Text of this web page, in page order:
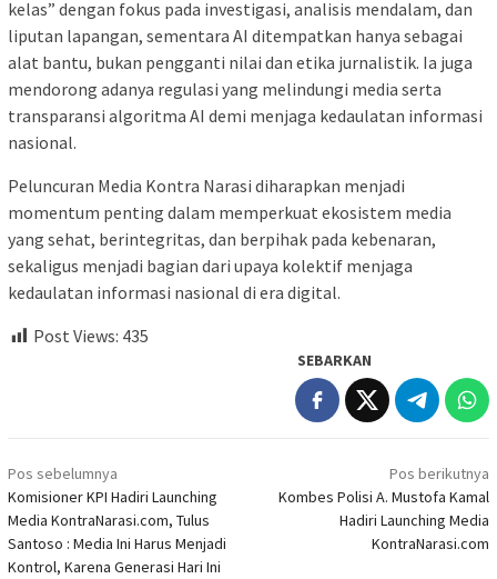
kelas” dengan fokus pada investigasi, analisis mendalam, dan
liputan lapangan, sementara AI ditempatkan hanya sebagai
alat bantu, bukan pengganti nilai dan etika jurnalistik. Ia juga
mendorong adanya regulasi yang melindungi media serta
transparansi algoritma AI demi menjaga kedaulatan informasi
nasional.
Peluncuran Media Kontra Narasi diharapkan menjadi
momentum penting dalam memperkuat ekosistem media
yang sehat, berintegritas, dan berpihak pada kebenaran,
sekaligus menjadi bagian dari upaya kolektif menjaga
kedaulatan informasi nasional di era digital.
Post Views: 435
SEBARKAN
Navigasi
pos
Pos sebelumnya
Komisioner KPI Hadiri Launching
Media KontraNarasi.com, Tulus
Santoso : Media Ini Harus Menjadi
Kontrol, Karena Generasi Hari Ini
Pos berikutnya
Kombes Polisi A. Mustofa Kamal
Hadiri Launching Media
KontraNarasi.com